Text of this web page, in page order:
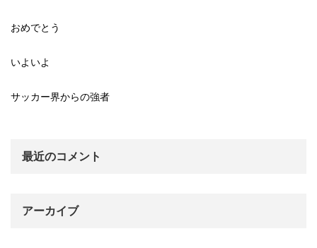
おめでとう
いよいよ
サッカー界からの強者
最近のコメント
アーカイブ